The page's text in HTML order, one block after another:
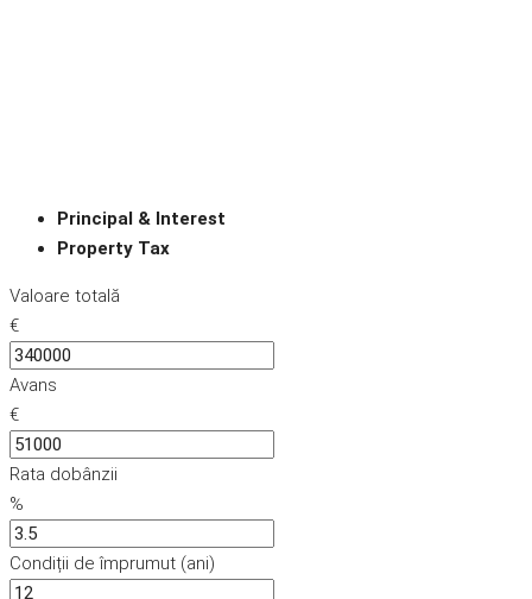
Principal & Interest
Property Tax
Valoare totală
€
Avans
€
Rata dobânzii
%
Condiții de împrumut (ani)